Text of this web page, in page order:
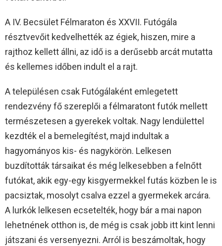
A IV. Becsület Félmaraton és XXVII. Futógála
résztvevőit kedvelhették az égiek, hiszen, mire a
rajthoz kellett állni, az idő is a derűsebb arcát mutatta
és kellemes időben indult el a rajt.
A településen csak Futógálaként emlegetett
rendezvény fő szereplői a félmaratont futók mellett
természetesen a gyerekek voltak. Nagy lendülettel
kezdték el a bemelegítést, majd indultak a
hagyományos kis- és nagykörön. Lelkesen
buzdították társaikat és még lelkesebben a felnőtt
futókat, akik egy-egy kisgyermekkel futás közben le is
pacsiztak, mosolyt csalva ezzel a gyermekek arcára.
A lurkók lelkesen ecsetelték, hogy bár a mai napon
lehetnének otthon is, de még is csak jobb itt kint lenni
játszani és versenyezni. Arról is beszámoltak, hogy